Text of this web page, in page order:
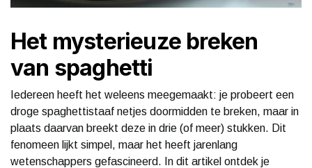
Het mysterieuze breken
van spaghetti
Iedereen heeft het weleens meegemaakt: je probeert een
droge spaghettistaaf netjes doormidden te breken, maar in
plaats daarvan breekt deze in drie (of meer) stukken. Dit
fenomeen lijkt simpel, maar het heeft jarenlang
wetenschappers gefascineerd. In dit artikel ontdek je